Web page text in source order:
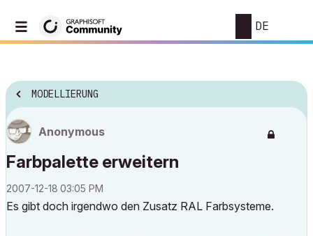
DE
MODELLIERUNG
Anonymous
Farbpalette erweitern
‎2007-12-18 03:05 PM
Es gibt doch irgendwo den Zusatz RAL Farbsysteme.